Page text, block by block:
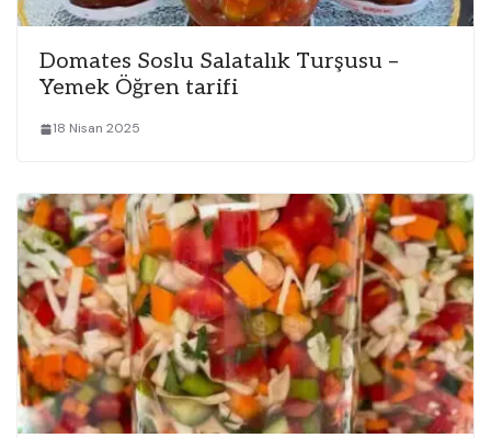
Domates Soslu Salatalık Turşusu –
Yemek Öğren tarifi
18 Nisan 2025